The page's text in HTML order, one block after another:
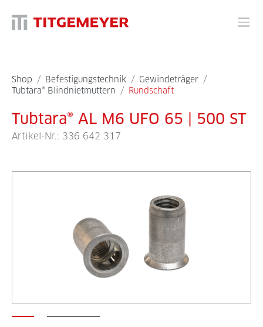
Shop / Befestigungstechnik / Gewindeträger /
Tubtara® Blindnietmuttern / Rundschaft
Tubtara® AL M6 UFO 65 | 500 ST
Artikel-Nr.: 336 642 317